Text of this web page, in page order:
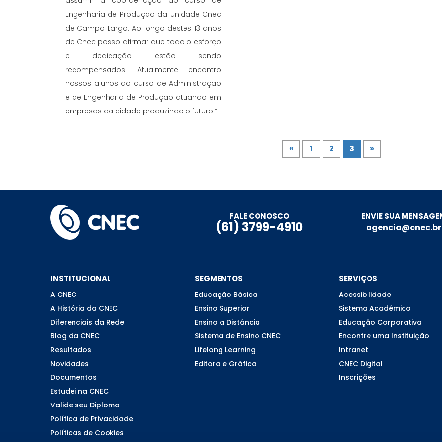
Engenharia de Produção da unidade Cnec
de Campo Largo. Ao longo destes 13 anos
de Cnec posso afirmar que todo o esforço
e dedicação estão sendo
recompensados. Atualmente encontro
nossos alunos do curso de Administração
e de Engenharia de Produção atuando em
empresas da cidade produzindo o futuro.”
« 1 2 3 »
FALE CONOSCO
(61) 3799-4910
ENVIE SUA
agencia@cnec.br
INSTITUCIONAL
A CNEC
A História da CNEC
Diferenciais da Rede
Blog da CNEC
Resultados
Novidades
Documentos
Estudei na CNEC
Valide seu Diploma
Política de Privacidade
Políticas de Cookies
SEGMENTOS
Educação Básica
Ensino Superior
Ensino a Distância
Sistema de Ensino CNEC
Lifelong Learning
Editora e Gráfica
SERVIÇOS
Acessibilidade
Sistema Acadêmico
Educação Corporativa
Encontre uma Instituição
Intranet
CNEC Digital
Inscrições